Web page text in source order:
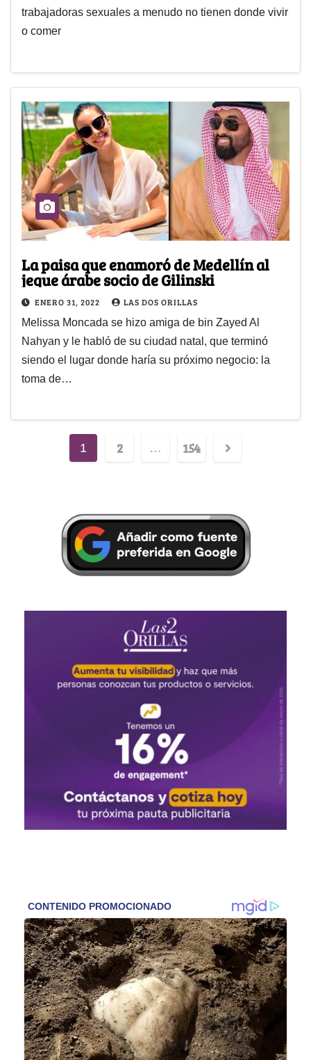
trabajadoras sexuales a menudo no tienen donde vivir
o comer
La paisa que enamoró de Medellín al
jeque árabe socio de Gilinski
ENERO 31, 2022 LAS DOS ORILLAS
Melissa Moncada se hizo amiga de bin Zayed Al
Nahyan y le habló de su ciudad natal, que terminó
siendo el lugar donde haría su próximo negocio: la
toma de…
1 2 … 154